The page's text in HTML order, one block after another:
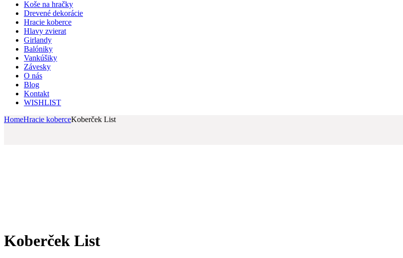
Koše na hračky
Drevené dekorácie
Hracie koberce
Hlavy zvierat
Girlandy
Balóniky
Vankúšiky
Závesky
O nás
Blog
Kontakt
WISHLIST
HomeHracie koberceKoberček List
Koberček List